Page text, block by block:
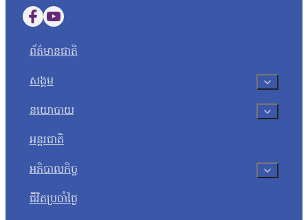
Follow us on Facebook
Follow us on YouTube
ព័ត៌មានជាតិ
សង្គម
នយោបាយ
អន្តរជាតិ
អភិបាលកិច្ច
ជីវិតប្រចាំថ្ងៃ